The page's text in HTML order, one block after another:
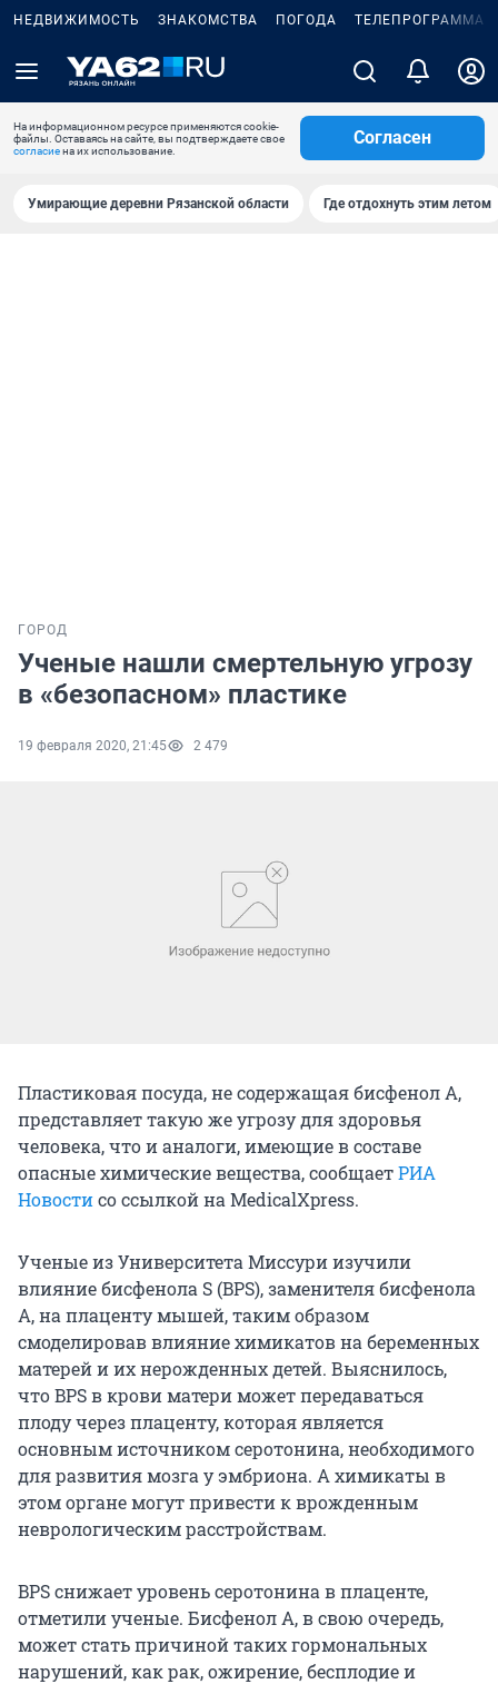
НЕДВИЖИМОСТЬ ЗНАКОМСТВА ПОГОДА ТЕЛЕПРОГРАММА
На информационном ресурсе применяются cookie-
файлы. Оставаясь на сайте, вы подтверждаете свое
согласиена их использование.
Согласен
Умирающие деревни Рязанской области Где отдохнуть этим летом
ГОРОД
Ученые нашли смертельную угрозу
в «безопасном» пластике
19 февраля 2020, 21:45 2 479
Пластиковая посуда, не содержащая бисфенол А,
представляет такую же угрозу для здоровья
человека, что и аналоги, имеющие в составе
опасные химические вещества, сообщаетРИА
Новостисо ссылкой на MedicalXpress.
Ученые из Университета Миссури изучили
влияние бисфенола S (BPS), заменителя бисфенола
А, на плаценту мышей, таким образом
смоделировав влияние химикатов на беременных
матерей и их нерожденных детей. Выяснилось,
что BPS в крови матери может передаваться
плоду через плаценту, которая является
основным источником серотонина, необходимого
для развития мозга у эмбриона. А химикаты в
этом органе могут привести к врожденным
неврологическим расстройствам.
BPS снижает уровень серотонина в плаценте,
отметили ученые. Бисфенол А, в свою очередь,
может стать причиной таких гормональных
нарушений, как рак, ожирение, бесплодие и